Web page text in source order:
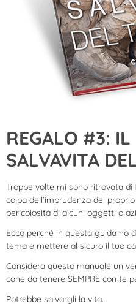
REGALO #3:
SALVAVITA
Troppe volte mi sono ritrovata
colpa dell’imprudenza del
pericolosità di alcuni oggetti o
Ecco perché in questa guida ho
tema e mettere al sicuro il tuo
Considera questo manuale un
cane da tenere SEMPRE con te
Potrebbe salvargli la vita.